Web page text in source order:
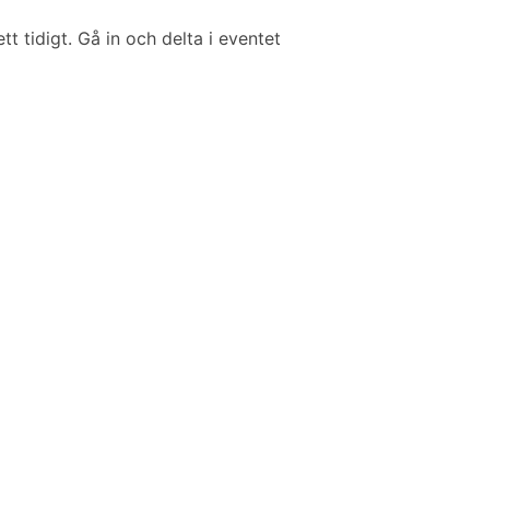
tidigt. Gå in och delta i eventet